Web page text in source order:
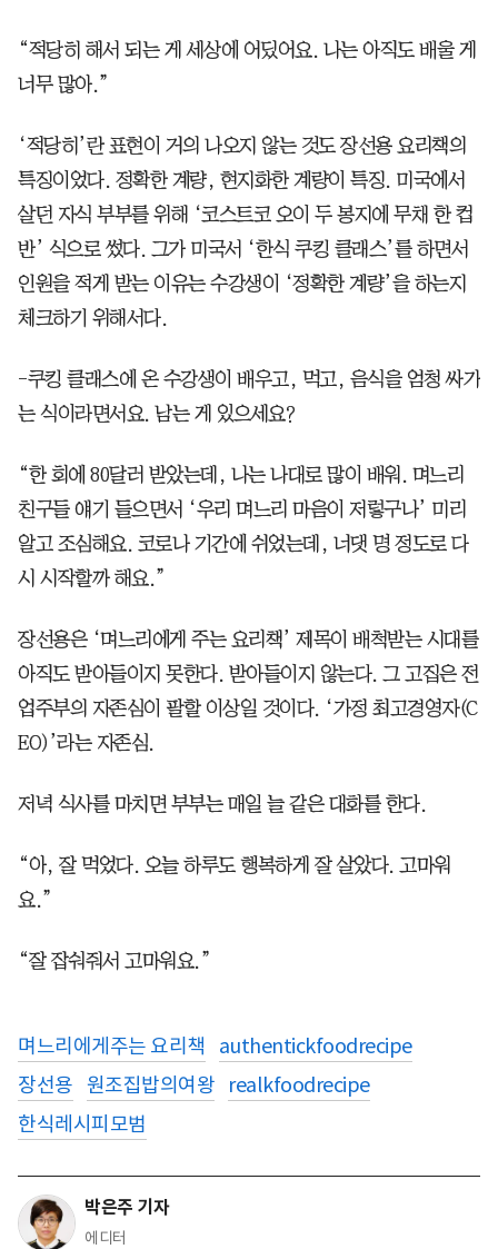
“적당히 해서 되는 게 세상에 어딨어요. 나는 아직도 배울 게
너무 많아.”
‘적당히’란 표현이 거의 나오지 않는 것도 장선용 요리책의
특징이었다. 정확한 계량, 현지화한 계량이 특징. 미국에서
살던 자식 부부를 위해 ‘코스트코 오이 두 봉지에 무채 한 컵
반’ 식으로 썼다. 그가 미국서 ‘한식 쿠킹 클래스’를 하면서
인원을 적게 받는 이유는 수강생이 ‘정확한 계량’을 하는지
체크하기 위해서다.
-쿠킹 클래스에 온 수강생이 배우고, 먹고, 음식을 엄청 싸가
는 식이라면서요. 남는 게 있으세요?
“한 회에 80달러 받았는데, 나는 나대로 많이 배워. 며느리
친구들 얘기 들으면서 ‘우리 며느리 마음이 저렇구나’ 미리
알고 조심해요. 코로나 기간에 쉬었는데, 너댓 명 정도로 다
시 시작할까 해요.”
장선용은 ‘며느리에게 주는 요리책’ 제목이 배척받는 시대를
아직도 받아들이지 못한다. 받아들이지 않는다. 그 고집은 전
업주부의 자존심이 팔할 이상일 것이다. ‘가정 최고경영자(C
EO)’라는 자존심.
저녁 식사를 마치면 부부는 매일 늘 같은 대화를 한다.
“아, 잘 먹었다. 오늘 하루도 행복하게 잘 살았다. 고마워
요.”
“잘 잡숴줘서 고마워요.”
며느리에게주는 요리책
authentickfoodrecipe
장선용 원조집밥의여왕
realkfoodrecipe
한식레시피모범
박은주 기자
에디터